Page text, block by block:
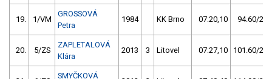
19. 1/VM
GROSSOVÁ
Petra
1984 KK Brno 07:20,10 94.60/
20. 5/ZS
ZAPLETALOVÁ
Klára
2013 3 Litovel 07:27,10 101.60/
SMYČKOVÁ